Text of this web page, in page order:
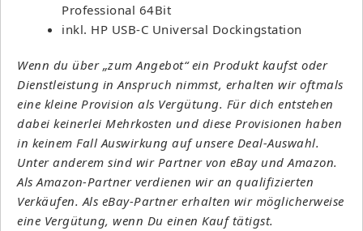
Professional 64Bit
inkl. HP USB-C Universal Dockingstation
Wenn du über „zum Angebot“ ein Produkt kaufst oder
Dienstleistung in Anspruch nimmst, erhalten wir oftmals
eine kleine Provision als Vergütung. Für dich entstehen
dabei keinerlei Mehrkosten und diese Provisionen haben
in keinem Fall Auswirkung auf unsere Deal-Auswahl.
Unter anderem sind wir Partner von eBay und Amazon.
Als Amazon-Partner verdienen wir an qualifizierten
Verkäufen. Als eBay-Partner erhalten wir möglicherweise
eine Vergütung, wenn Du einen Kauf tätigst.